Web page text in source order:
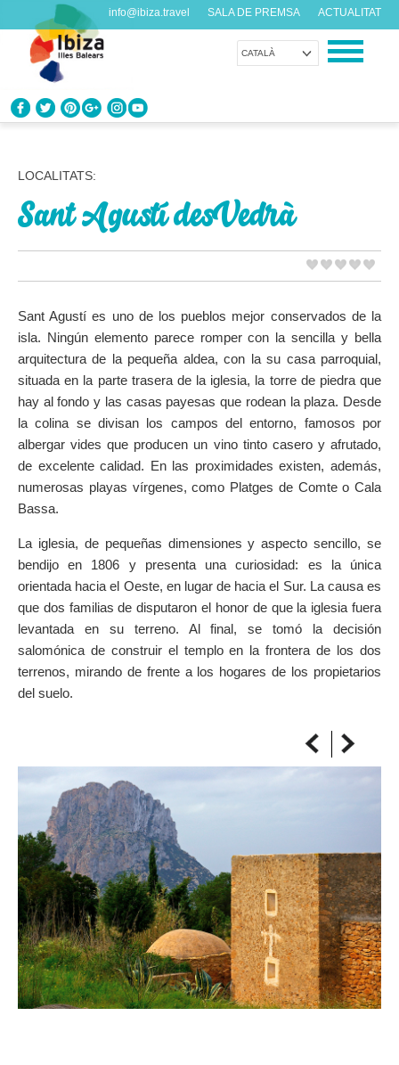
CATALÀ
info@ibiza.travel SALA DE PREMSA ACTUALITAT
GAUDEIX EIVISSA
Propostes per a tots els gustos
AGENDA
ORGANITZA EL TEU VIATGE
Dades pràctiques abans de visitar-nos
SOBRE EL MAPA
Arriba sempre a la teva destinació
LOCALITATS:
Sant Agustí des Vedrà
Sant Agustí es uno de los pueblos mejor conservados de la
isla. Ningún elemento parece romper con la sencilla y bella
arquitectura de la pequeña aldea, con la su casa parroquial,
situada en la parte trasera de la iglesia, la torre de piedra que
hay al fondo y las casas payesas que rodean la plaza. Desde
la colina se divisan los campos del entorno, famosos por
albergar vides que producen un vino tinto casero y afrutado,
de excelente calidad. En las proximidades existen, además,
numerosas playas vírgenes, como Platges de Comte o Cala
Bassa.
La iglesia, de pequeñas dimensiones y aspecto sencillo, se
bendijo en 1806 y presenta una curiosidad: es la única
orientada hacia el Oeste, en lugar de hacia el Sur. La causa es
que dos familias de disputaron el honor de que la iglesia fuera
levantada en su terreno. Al final, se tomó la decisión
salomónica de construir el templo en la frontera de los dos
terrenos, mirando de frente a los hogares de los propietarios
del suelo.